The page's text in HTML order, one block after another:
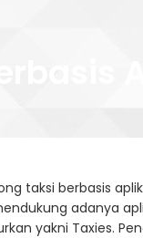
taksi berbasis
adanya
yakni Taxies.